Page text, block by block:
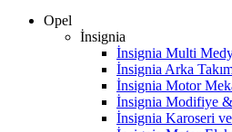
Opel
İnsignia
İnsignia Multi
İnsignia Arka
İnsignia Motor
İnsignia Modifiye
İnsignia Karoseri